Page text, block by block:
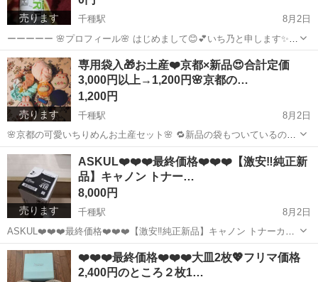
売ります 千種駅
8月2日
ーーーーー 🌸プロフィール🌸 はじめまして😊💕いち乃と申します✨
2018年から不用品を中心に出品しております。 家具や家電製品、衣
類、日用品など幅広く扱っています。 ステップアップが多く、引っ越
しの度...
愛知 名古屋市 千種駅 生活家電 ジャンク品
売ります
専用袋入🎁お土産❤️京都×新品😍合計定価
3,000円以上→1,200円🌸京都の…
1,200円
千種駅
8月2日
🌸京都の可愛いちりめんお土産セット🌸 🔁新品の袋もついているの
で、お土産にもどうぞ！(≧∇≦)b ✨うさぎさんと桜モチーフがいっぱ
い！癒されたい女の子に…🐇💗 いち乃です。 京都のとっても可愛いお
土産...
愛知 名古屋市 インテリア雑貨/小物 ちりめん
売ります
ASKUL❤️❤️❤️最終価格❤️❤️❤️【激安‼️純正新
品】キャノン トナー…
8,000円
千種駅
8月2日
ASKUL❤️❤️❤️最終価格❤️❤️❤️【激安‼️純正新品】キャノン トナーカー
トリッジ418 ブラック✨ 公式サイト参考：
https://www.askul.co.jp/v/80330/?nextUri=/v/80...
愛知 名古屋市 千種駅 プリンター トナーカートリッジ
❤️❤️❤️最終価格❤️❤️❤️大皿2枚💖フリマ価格
2,400円のところ２枚1…